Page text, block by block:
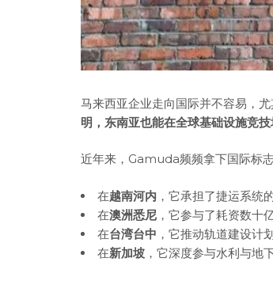
马来西亚企业走向国际并不容易，
明，东南亚也能在全球基础设施竞
近年来，Gamuda频频拿下国际标
在越南河内 ，它承担了捷运系统
在澳洲悉尼 ，它参与了耗资数十
在台湾台中 ，它推动轨道建设计
在新加坡 ，它深度参与水利与地